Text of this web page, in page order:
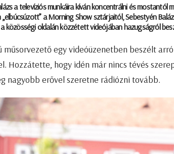
a televíziós munkáira kíván koncentrálni és mostantól
„elbúcsúzott” a Morning Show sztárjaitól, Sebestyén
közösségi oldalán közzétett videójában hazugságról
műsorvezető egy videóüzenetben beszélt
Hozzátette, hogy idén már nincs tévés
nagyobb erővel szeretne rádiózni tovább.